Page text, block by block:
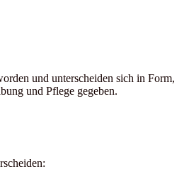
und unterscheiden sich in Form,
und Pflege gegeben.